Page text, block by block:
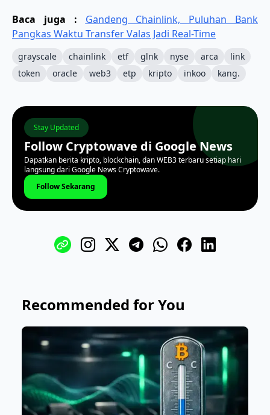
Baca juga : Gandeng Chainlink, Puluhan Bank
Pangkas Waktu Transfer Valas Jadi Real-Time
grayscale chainlink etf glnk nyse arca
link
token
oracle web3 etp kripto inkoo kang.
Stay Updated
Follow Cryptowave di Google News
Dapatkan berita kripto, blockchain, dan WEB3 terbaru setiap hari
langsung dari Google News Cryptowave.
Follow Sekarang
Recommended for You